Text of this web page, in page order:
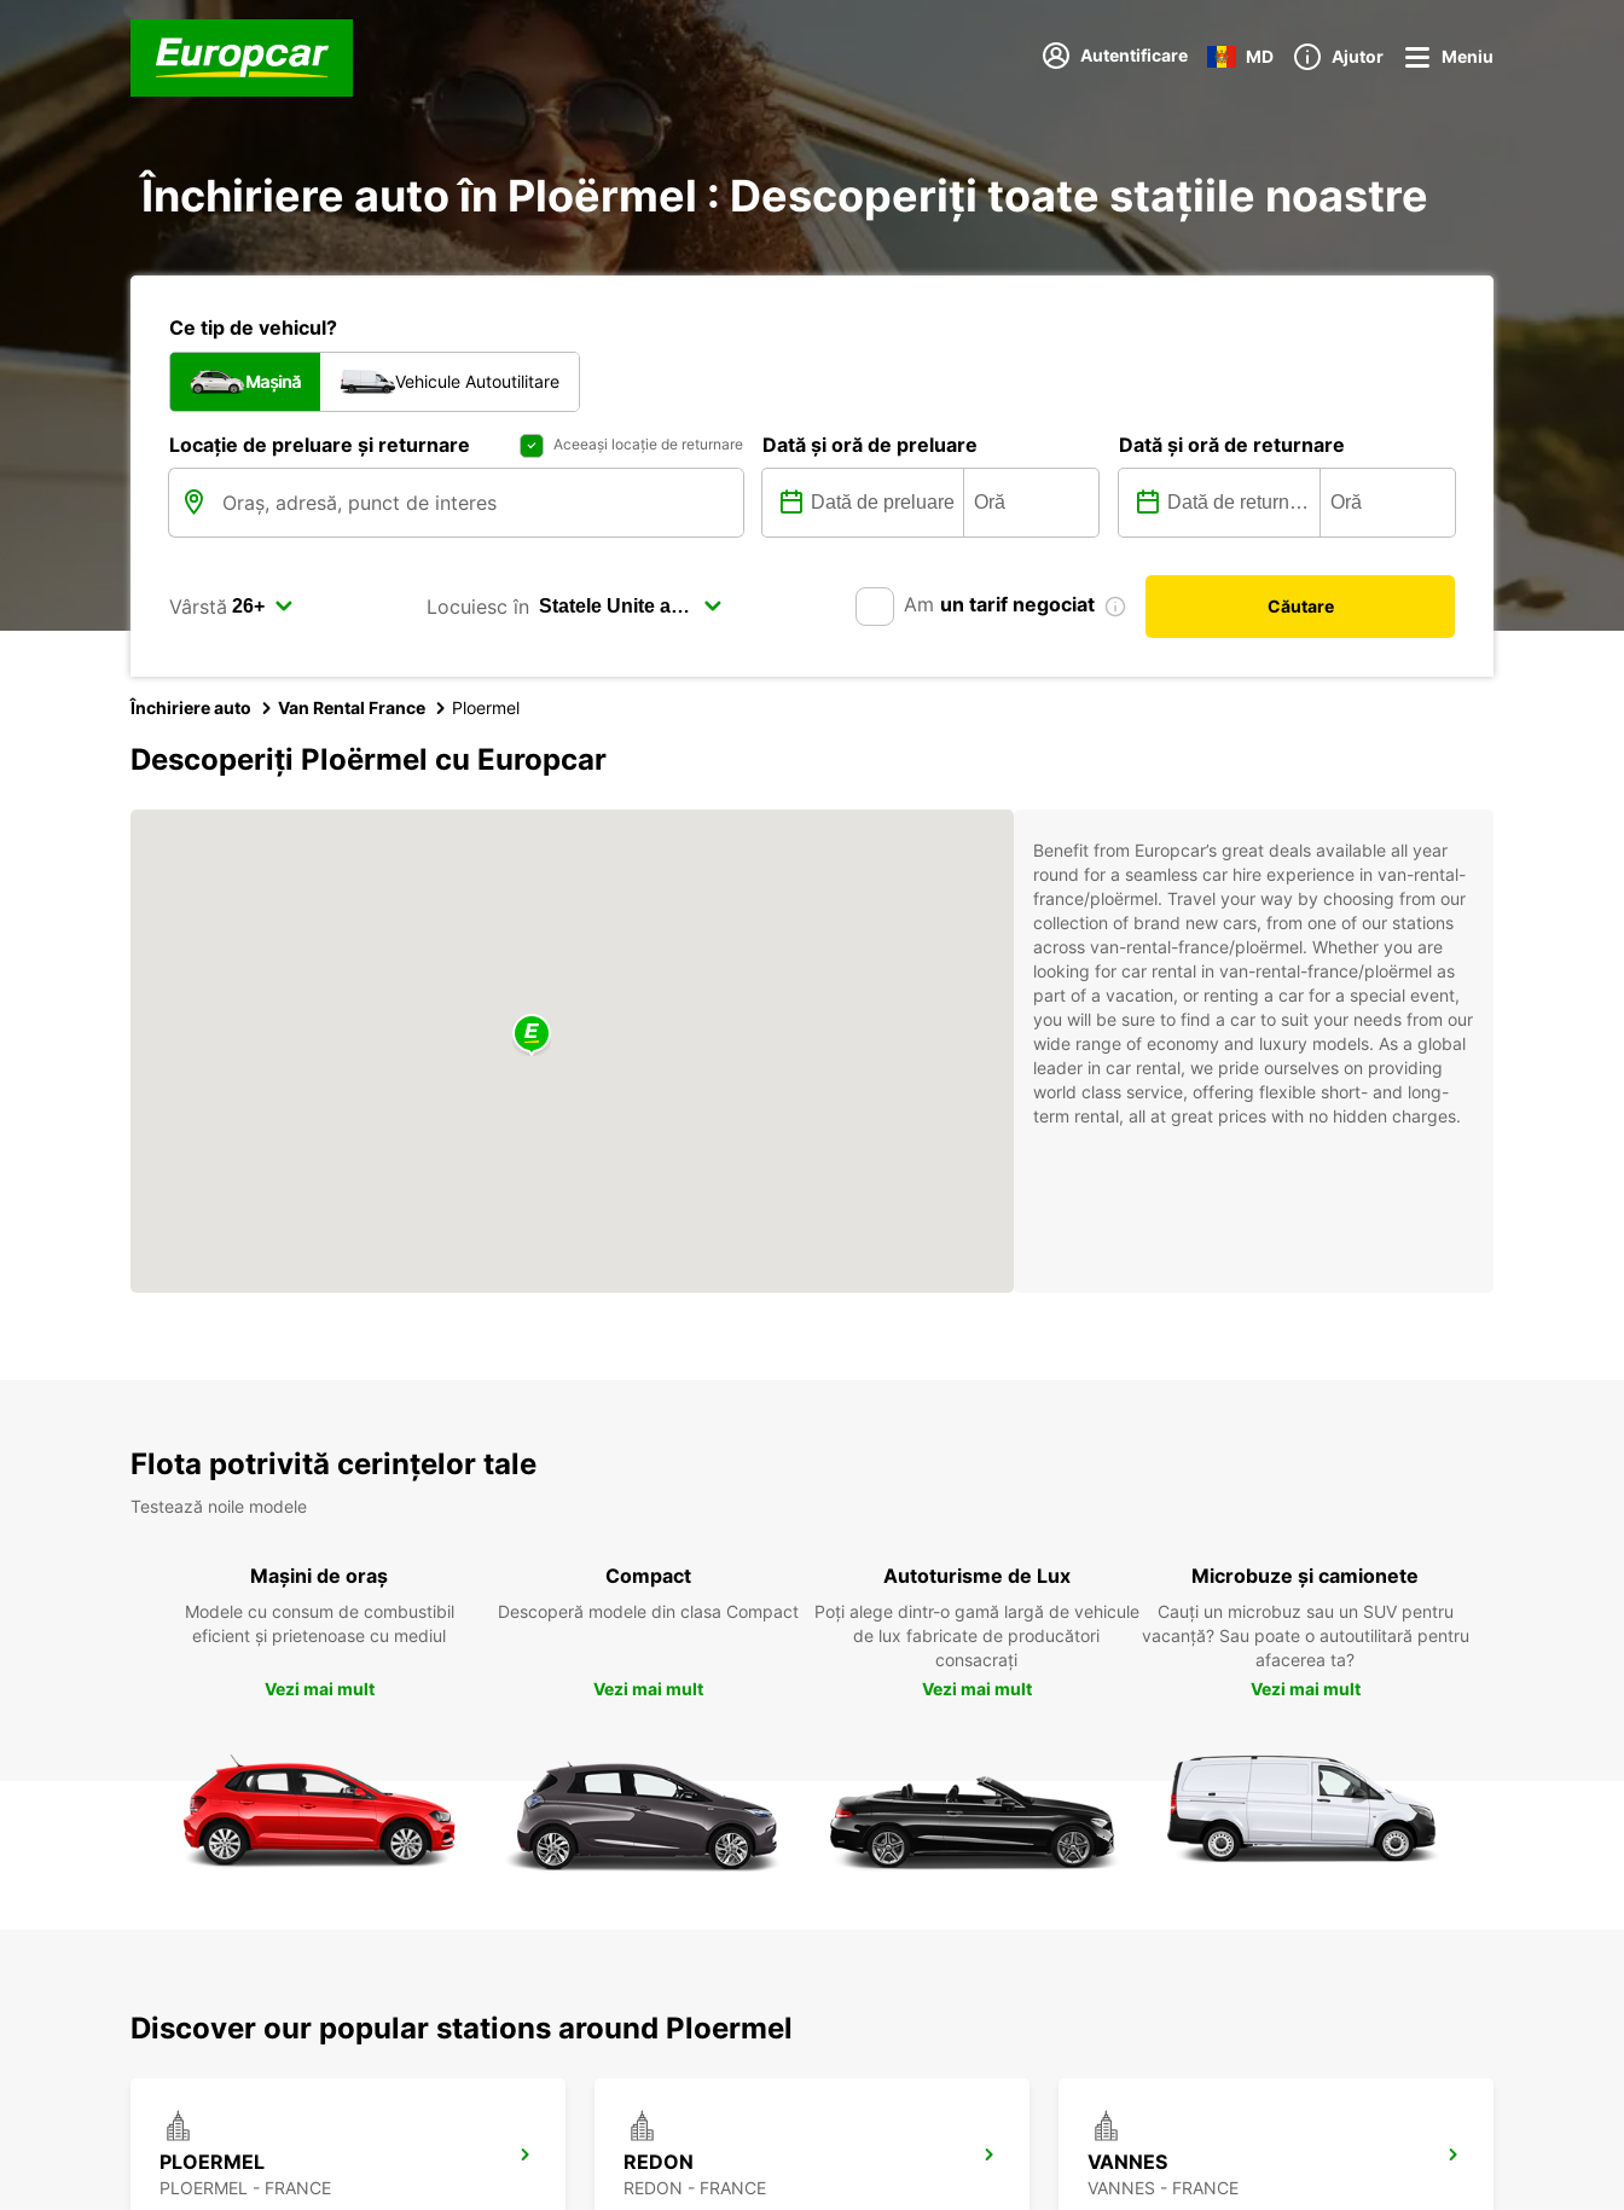
Autentificare MD Ajutor Meniu
Închiriere auto în Ploërmel : Descoperiți toate stațiile noastre
Ce tip de vehicul?
Mașină Vehicule Autoutilitare
Locație de preluare și returnare Aceeași locație de returnare Dată și oră de preluare Dată și oră de returnare
Vârstă Locuiesc în Am un tarif negociat Căutare
Închiriere auto Van Rental France Ploermel
Descoperiți Ploërmel cu Europcar
Benefit from Europcar’s great deals available all year
round for a seamless car hire experience in van-rental-
france/ploërmel. Travel your way by choosing from our
collection of brand new cars, from one of our stations
across van-rental-france/ploërmel. Whether you are
looking for car rental in van-rental-france/ploërmel as
part of a vacation, or renting a car for a special event,
you will be sure to find a car to suit your needs from our
wide range of economy and luxury models. As a global
leader in car rental, we pride ourselves on providing
world class service, offering flexible short- and long-
term rental, all at great prices with no hidden charges.
Flota potrivită cerințelor tale
Testează noile modele
Mașini de oraș
Modele cu consum de combustibil
eficient și prietenoase cu mediul
Vezi mai mult
Compact
Descoperă modele din clasa Compact
Vezi mai mult
Autoturisme de Lux
Poți alege dintr-o gamă largă de vehicule
de lux fabricate de producători
consacrați
Vezi mai mult
Microbuze și camionete
Cauți un microbuz sau un SUV pentru
vacanță? Sau poate o autoutilitară pentru
afacerea ta?
Vezi mai mult
Discover our popular stations around Ploermel
PLOERMEL
PLOERMEL - FRANCE
REDON
REDON - FRANCE
VANNES
VANNES - FRANCE